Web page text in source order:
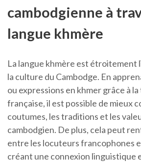
cambodgienne à
langue khmère
La langue khmère est étroitement
la culture du Cambodge. En
ou expressions en khmer grâce à
française, il est possible de mieux
coutumes, les traditions et les
cambodgien. De plus, cela peut
entre les locuteurs francophones
créant une connexion linguistique